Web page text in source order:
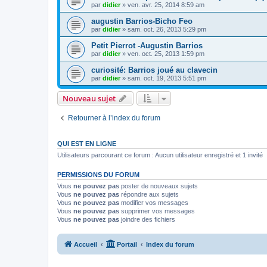
par didier» ven. avr. 25, 2014 8:59 am
augustin Barrios-Bicho Feo
par didier» sam. oct. 26, 2013 5:29 pm
Petit Pierrot -Augustin Barrios
par didier» ven. oct. 25, 2013 1:59 pm
curiosité: Barrios joué au clavecin
par didier» sam. oct. 19, 2013 5:51 pm
Nouveau sujet
Retourner à l’index du forum
QUI EST EN LIGNE
Utilisateurs parcourant ce forum : Aucun utilisateur enregistré et 1 invité
PERMISSIONS DU FORUM
Vous ne pouvez pas poster de nouveaux sujets
Vous ne pouvez pas répondre aux sujets
Vous ne pouvez pas modifier vos messages
Vous ne pouvez pas supprimer vos messages
Vous ne pouvez pas joindre des fichiers
Accueil Portail Index du forum